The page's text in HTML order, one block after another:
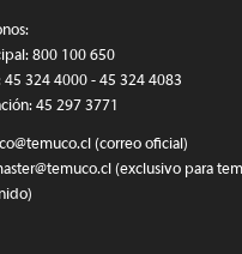
800 100 650
45 324 4000 - 45 324 4083
45 297 3771
(correo oficial)
(exclusivo para